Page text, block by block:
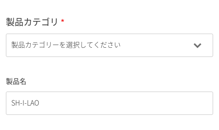
製品カテゴリ
製品名